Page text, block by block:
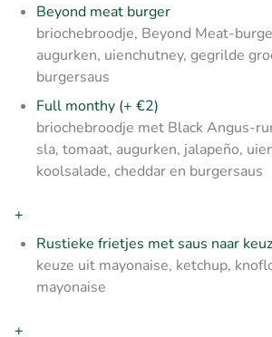
Beyond meat burger
briochebroodje, Beyond Meat-
augurken, uienchutney, gegrilde
burgersaus
Full monthy (+ €2)
briochebroodje met Black Angus-
sla, tomaat, augurken, jalapeño,
koolsalade, cheddar en burgersaus
+
Rustieke frietjes met saus naar
keuze uit mayonaise, ketchup,
mayonaise
+